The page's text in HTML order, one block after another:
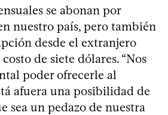
se abonan por
nuestro país, pero también
desde el extranjero
de siete dólares. “Nos
poder ofrecerle al
afuera una posibilidad de
sea un pedazo de nuestra